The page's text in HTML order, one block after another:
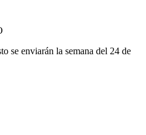
se enviarán la semana del 24 de